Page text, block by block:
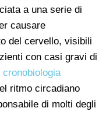
a una serie di
causare
del cervello, visibili
con casi gravi di
ritmo circadiano
di molti degli